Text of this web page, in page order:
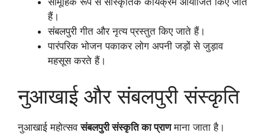
हैं।
संबलपुरी गीत और नृत्य प्रस्तुत किए जाते हैं।
पारंपरिक भोजन पकाकर लोग अपनी जड़ों से जुड़ाव
महसूस करते हैं।
नुआखाई और संबलपुरी संस्कृति
नुआखाई महोत्सवसंबलपुरी संस्कृति का प्राणमाना जाता है।